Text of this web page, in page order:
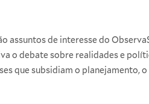
de interesse do
o debate sobre realidades e
que subsidiam o planejamento,